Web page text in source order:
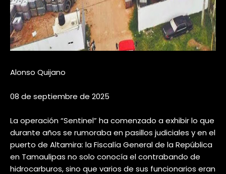
Alonso Quijano
08 de septiembre de 2025
La operación “Sentinel” ha comenzado a exhibir lo que
durante años se rumoraba en pasillos judiciales y en el
puerto de Altamira: la Fiscalía General de la República
en Tamaulipas no solo conocía el contrabando de
hidrocarburos, sino que varios de sus funcionarios eran